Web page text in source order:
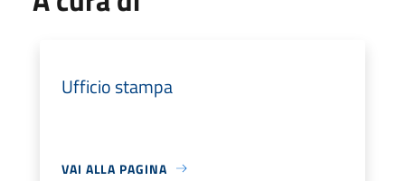
Ufficio stampa
VAI ALLA PAGINA